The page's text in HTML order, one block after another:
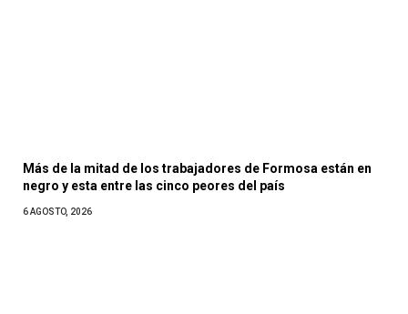
Más de la mitad de los trabajadores de Formosa están en
negro y esta entre las cinco peores del país
6 AGOSTO, 2026